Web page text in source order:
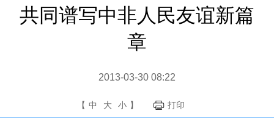
共同谱写中非人民友谊新篇
章
2013-03-30 08:22
【 中 大 小 】 打印